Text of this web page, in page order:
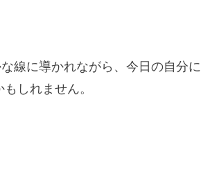
線に導かれながら、今日の自分に
しれません。